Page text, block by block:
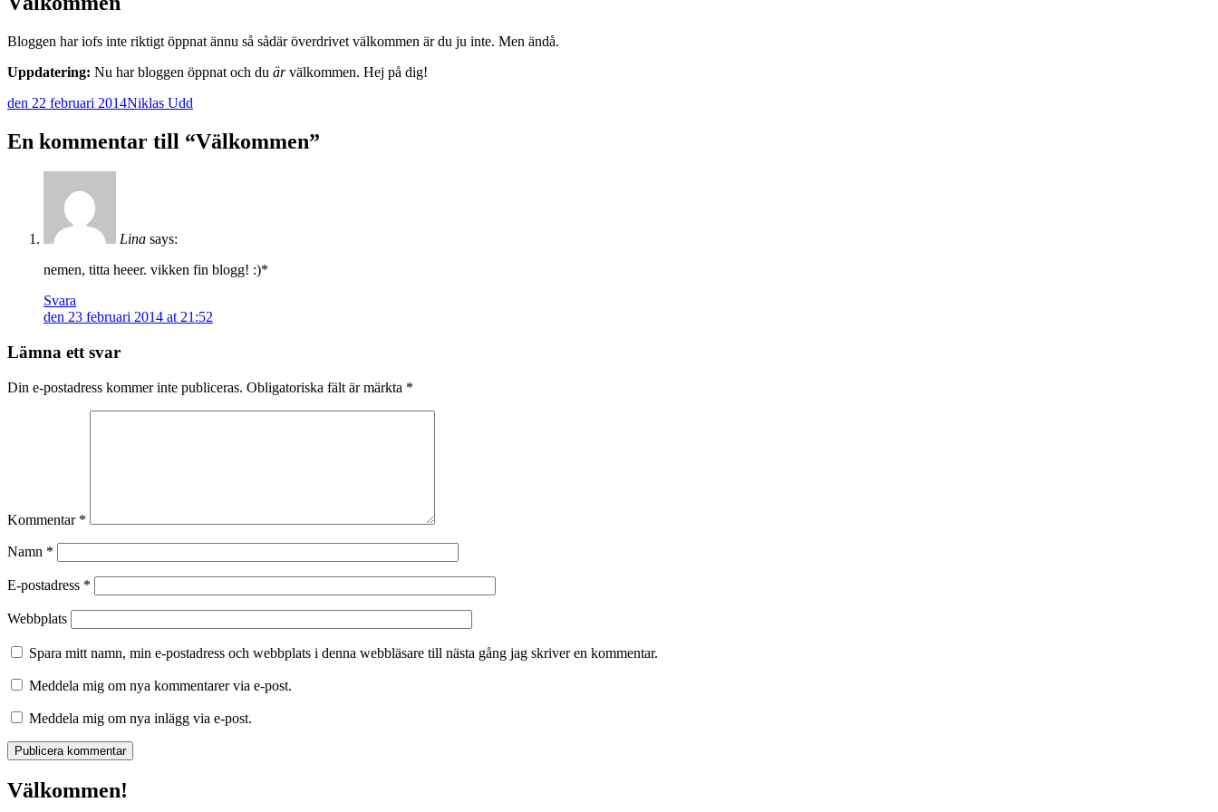
Bloggen har iofs inte riktigt öppnat ännu så sådär överdrivet välkommen är du ju inte. Men ändå.
Uppdatering: Nu har bloggen öppnat och du ärvälkommen. Hej på dig!
den 22 februari 2014Niklas Udd
navigation
En kommentar till “Välkommen”
Lina says:
nemen, titta heeer. vikken fin blogg! :)*
Svara
den 23 februari 2014 at 21:52
Lämna ett svar
Din e-postadress kommer inte publiceras. Obligatoriska fält är märkta *
Kommentar *
Namn *
E-postadress *
Webbplats
Spara mitt namn, min e-postadress och webbplats i denna webbläsare till nästa gång jag skriver en kommentar.
Meddela mig om nya kommentarer via e-post.
Meddela mig om nya inlägg via e-post.
Välkommen!